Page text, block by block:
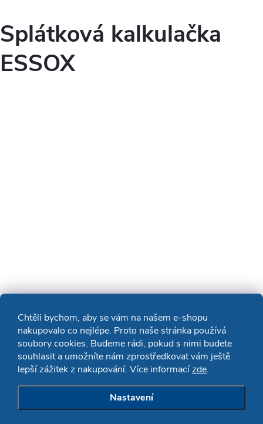
Chtěli bychom, aby se vám na našem e-shopu
nakupovalo co nejlépe. Proto naše stránka používá
soubory cookies. Budeme rádi, pokud s nimi budete
souhlasit a umožníte nám zprostředkovat vám ještě
lepší zážitek z nakupování. Více informacízde.
Nastavení
Splátková kalkulačka
ESSOX